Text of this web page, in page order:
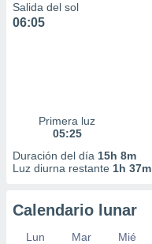
Salida del sol
06:05
Primera luz
05:25
Duración del día 15h 8m
Luz diurna restante 1h 37m
Calendario lunar
Lun Mar Mié